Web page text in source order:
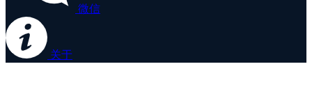
微信
关于